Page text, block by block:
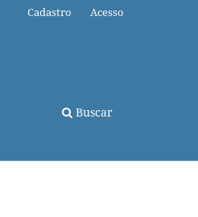
Buscar
Cadastro Acesso